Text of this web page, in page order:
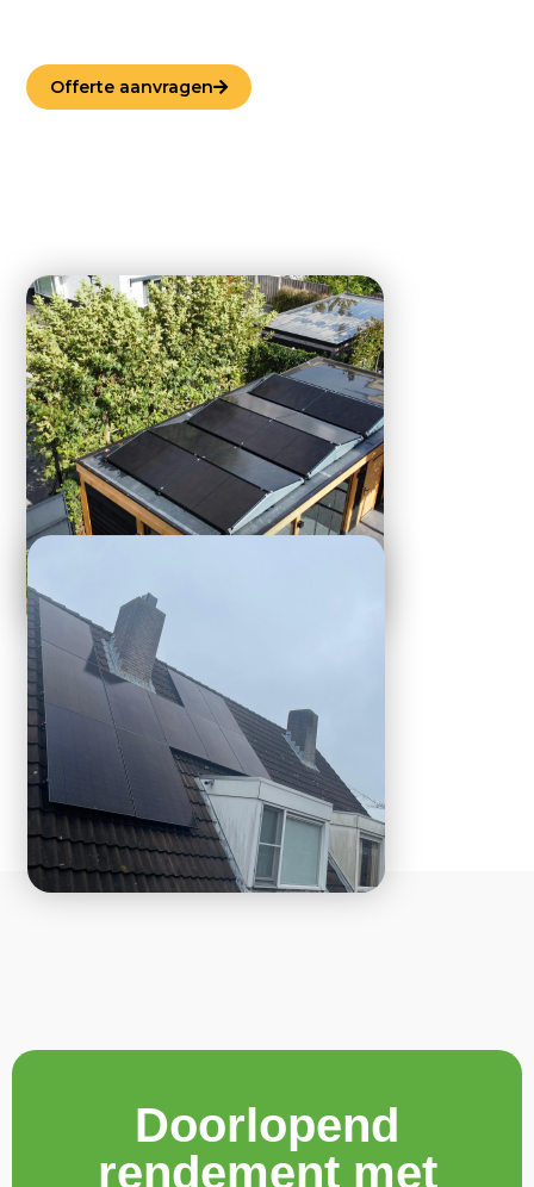
Offerte aanvragen
Doorlopend
rendement met